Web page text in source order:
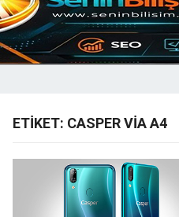
ETIKET: CASPER VIA A4